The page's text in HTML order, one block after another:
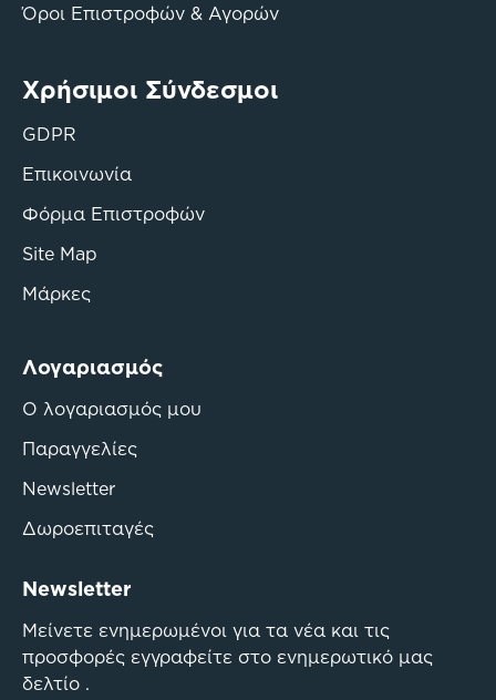
Όροι Επιστροφών & Αγορών
Χρήσιμοι Σύνδεσμοι
GDPR
Επικοινωνία
Φόρμα Επιστροφών
Site Map
Μάρκες
Λογαριασμός
Ο λογαριασμός μου
Παραγγελίες
Newsletter
Δωροεπιταγές
Newsletter
Μείνετε ενημερωμένοι για τα νέα και τις
προσφορές εγγραφείτε στο ενημερωτικό μας
δελτίο .